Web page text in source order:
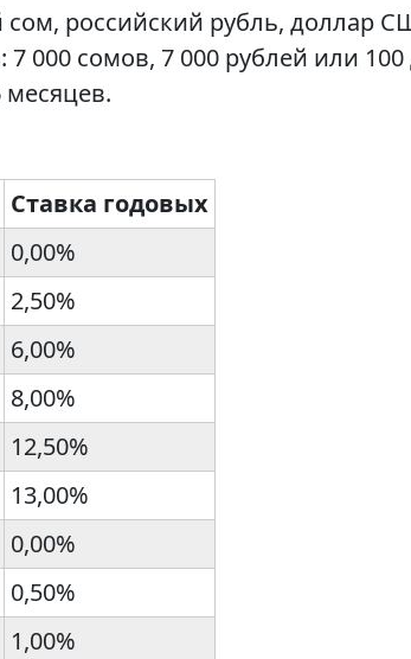
российский рубль, доллар
000 сомов, 7 000 рублей или
Ставка годовых
0,00%
2,50%
6,00%
8,00%
12,50%
13,00%
0,00%
0,50%
1,00%